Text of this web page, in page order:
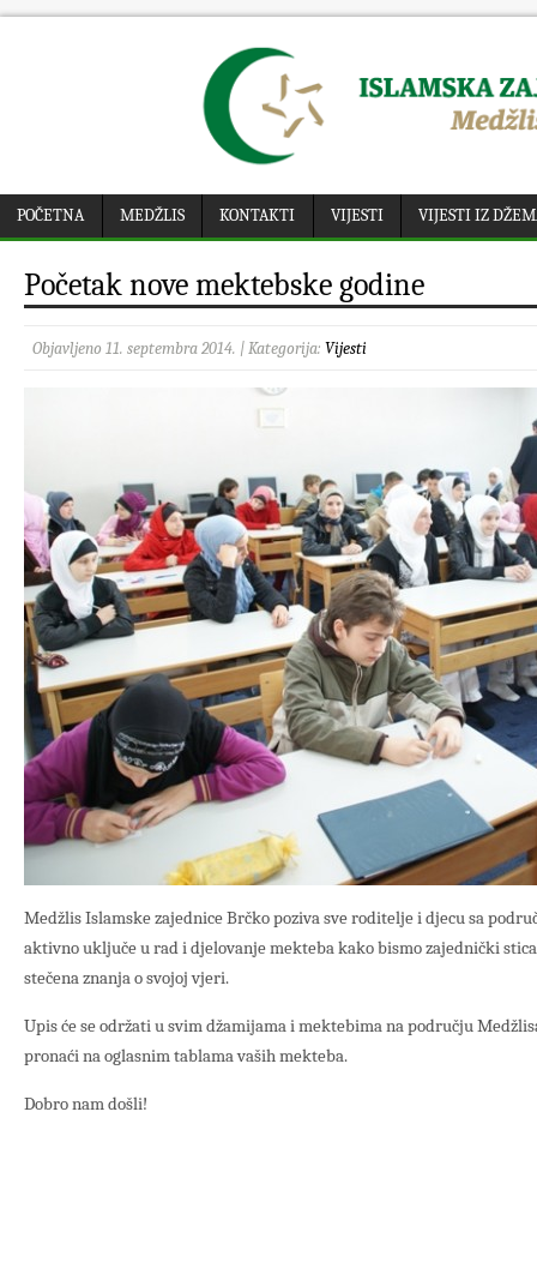
POČETNA MEDŽLIS KONTAKTI VIJESTI VIJESTI IZ
Početak nove mektebske godine
Objavljeno 11. septembra 2014. | Kategorija: Vijesti
Medžlis Islamske zajednice Brčko poziva sve roditelje i djecu sa
aktivno uključe u rad i djelovanje mekteba kako bismo zajednički
stečena znanja o svojoj vjeri.
Upis će se održati u svim džamijama i mektebima na području
pronaći na oglasnim tablama vaših mekteba.
Dobro nam došli!